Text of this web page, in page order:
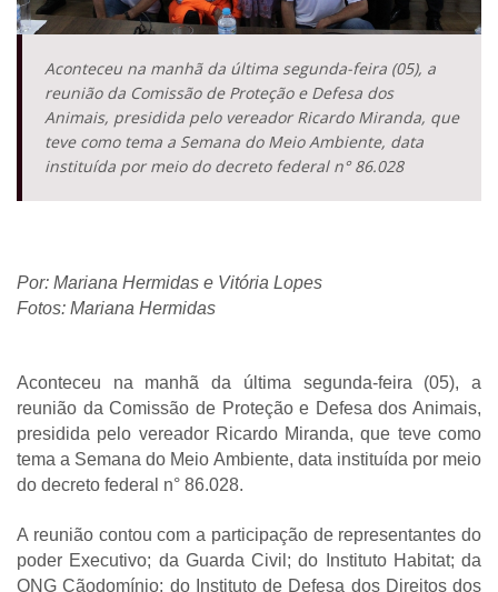
Aconteceu na manhã da última segunda-feira (05), a
reunião da Comissão de Proteção e Defesa dos
Animais, presidida pelo vereador Ricardo Miranda, que
teve como tema a Semana do Meio Ambiente, data
instituída por meio do decreto federal n° 86.028
Por: Mariana Hermidas e Vitória Lopes
Fotos: Mariana Hermidas
Aconteceu na manhã da última segunda-feira (05), a
reunião da Comissão de Proteção e Defesa dos Animais,
presidida pelo vereador Ricardo Miranda, que teve como
tema a Semana do Meio Ambiente, data instituída por meio
do decreto federal n° 86.028.
A reunião contou com a participação de representantes do
poder Executivo; da Guarda Civil; do Instituto Habitat; da
ONG Cãodomínio; do Instituto de Defesa dos Direitos dos